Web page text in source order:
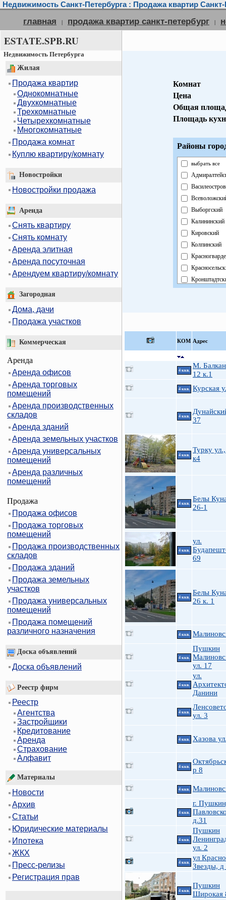
Недвижимость Санкт-Петербурга : Продажа квартир Санкт-
главная | продажа квартир санкт-петербург |
ESTATE.SPB.RU
Недвижимость Петербурга
Жилая
Продажа квартир
Однокомнатные
Двухкомнатные
Трехкомнатные
Четырехкомнатные
Многокомнатные
Продажа комнат
Куплю квартиру/комнату
Новостройки
Новостройки продажа
Аренда
Снять квартиру
Снять комнату
Аренда элитная
Аренда посуточная
Арендуем квартиру/комнату
Загородная
Дома, дачи
Продажа участков
Коммерческая
Аренда
Аренда офисов
Аренда торговых
помещений
Аренда производственных
складов
Аренда зданий
Аренда земельных участков
Аренда универсальных
помещений
Аренда различных
помещений
Продажа
Продажа офисов
Продажа торговых
помещений
Продажа производственных
складов
Продажа зданий
Продажа земельных
участков
Продажа универсальных
помещений
Продажа помещений
различного назначения
Доска объявлений
Доска объявлений
Реестр фирм
Реестр
Агентства
Застройщики
Кредитование
Аренда
Страхование
Алфавит
Материалы
Новости
Архив
Статьи
Юридические материалы
Ипотека
ЖКХ
Пресс-релизы
Регистрация прав
Комнат
Цена
Общая
Площадь
Районы
выбрать все
Выборгский
Калининский
Кировский
Колпинский
Павловский
Приморский
КOМ Адрес
4 ккв.
М.
12 к.1
4 ккв. Курская
4 ккв.
37
4 ккв.
Турку
к4
4 ккв.
Белы
26-1
4 ккв.
ул.
69
4 ккв.
Белы
26 к. 1
4 ккв.
4 ккв.
Пушкин
ул. 17
4 ккв.
ул.
Данини
4 ккв.
ул. 3
4 ккв. Хазова
4 ккв.
р 8
4 ккв.
4 ккв.
г.
д.31
4 ккв.
Пушкин
ул. 2
4 ккв.
ул
Звезды, д
4 ккв.
Пушкин
Широкая